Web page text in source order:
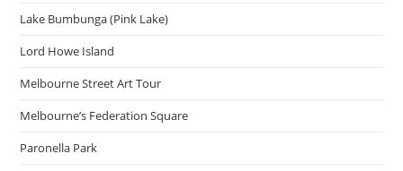
Lake Bumbunga (Pink Lake)
Lord Howe Island
Melbourne Street Art Tour
Melbourne’s Federation Square
Paronella Park